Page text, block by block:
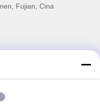
Fujian, Cina